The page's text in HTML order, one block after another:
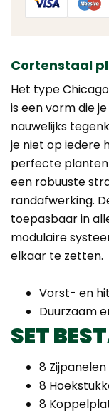
Cortenstaal
Het type
is een vorm die
nauwelijks
je niet op iedere
perfecte
een robuuste
randafwerking.
toepasbaar in
modulaire
elkaar te zetten.
Vorst- en
Duurzaam
SET
8 Zijpanelen
8
8